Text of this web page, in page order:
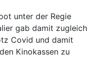
unter der Regie
gab damit zugleich
Covid und damit
Kinokassen zu